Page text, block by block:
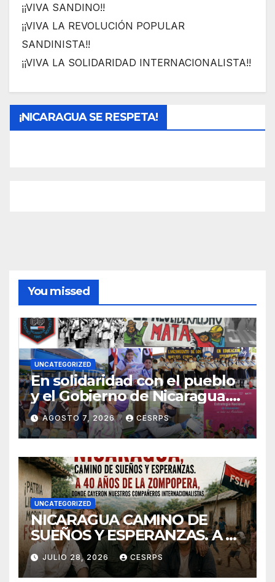
¡¡VIVA SANDINO!!
¡¡VIVA LA REVOLUCIÓN POPULAR
SANDINISTA!!
¡¡VIVA LA SOLIDARIDAD INTERNACIONALISTA!!
¡NICARAGUA SE RESPETA!
You missed
UNCATEGORIZED
En solidaridad con el pueblo
y el Gobierno de Nicaragua.
En defensa de su soberanía y
de su modelo de democracia
participa
AGOSTO 7, 2026 CESRPS
UNCATEGORIZED
NICARAGUA CAMINO DE
SUEÑOS Y ESPERANZAS. A 40
años de La Zompopera,
donde cayeron nuestros
JULIO 28, 2026 CESRPS